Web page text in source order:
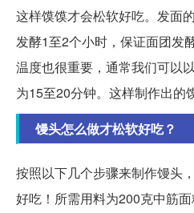
这样馍馍才会松软好吃。发面
发酵1至2个小时，保证面团发
温度也很重要，通常我们可以
为15至20分钟。这样制作出的
馒头怎么做才松软好吃？
按照以下几个步骤来制作馒头
好吃！所需用料为200克中筋